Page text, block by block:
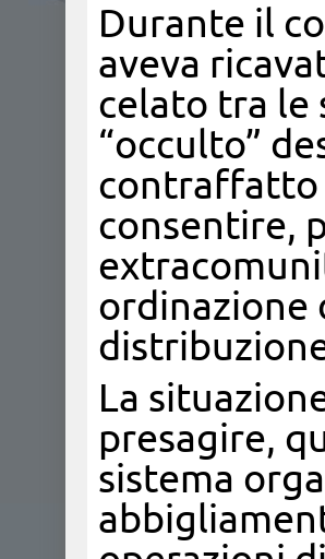
Durante il
aveva
celato tra le
“occulto”
contraffatto
consentire,
ordinazione
La
presagire,
sistema